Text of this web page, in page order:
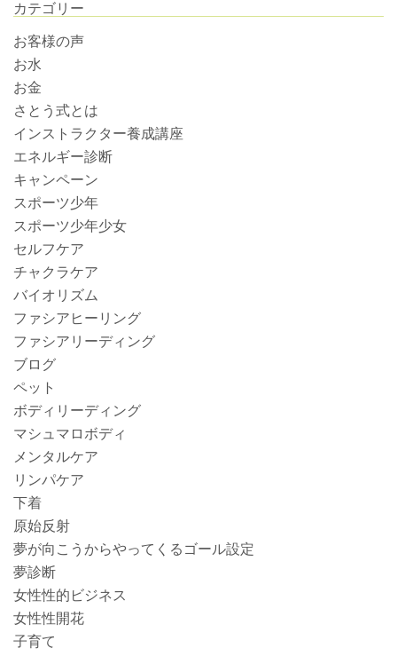
カテゴリー
お客様の声
お水
お金
さとう式とは
インストラクター養成講座
エネルギー診断
キャンペーン
スポーツ少年
スポーツ少年少女
セルフケア
チャクラケア
バイオリズム
ファシアヒーリング
ファシアリーディング
ブログ
ペット
ボディリーディング
マシュマロボディ
メンタルケア
リンパケア
下着
原始反射
夢が向こうからやってくるゴール設定
夢診断
女性性的ビジネス
女性性開花
子育て